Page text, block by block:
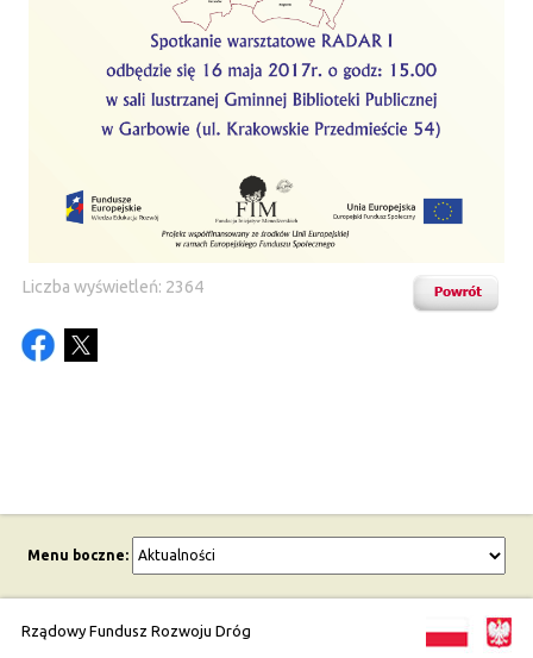
Liczba wyświetleń: 2364
Menu boczne:
Rządowy Fundusz Rozwoju Dróg